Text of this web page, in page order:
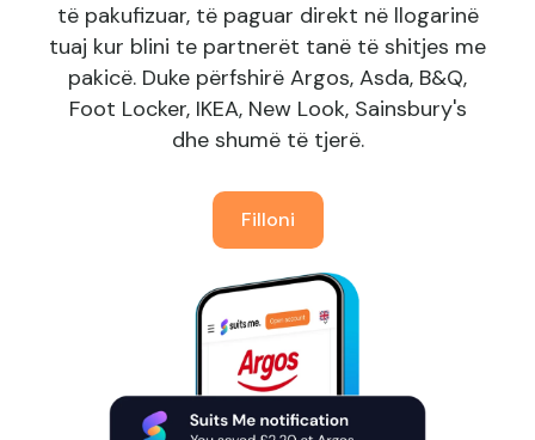
të pakufizuar, të paguar direkt në llogarinë
tuaj kur blini te partnerët tanë të shitjes me
pakicë. Duke përfshirë Argos, Asda, B&Q,
Foot Locker, IKEA, New Look, Sainsbury's
dhe shumë të tjerë.
Filloni